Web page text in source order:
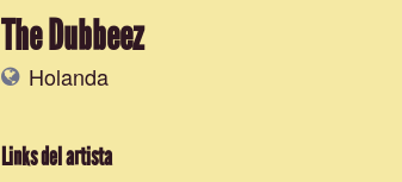
The Dubbeez
Holanda
Links del artista